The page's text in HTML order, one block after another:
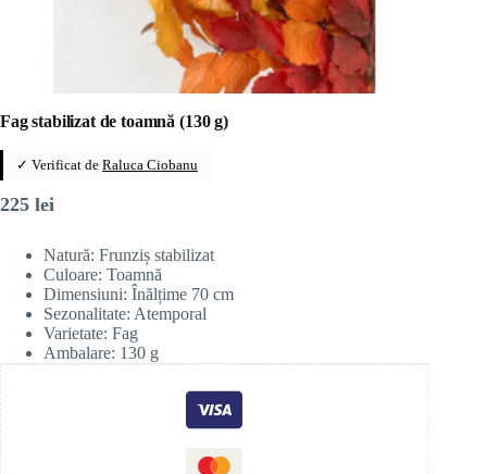
Fag stabilizat de toamnă (130 g)
✓ Verificat de Raluca Ciobanu
225 lei
Natură: Frunziș stabilizat
Culoare: Toamnă
Dimensiuni: Înălțime 70 cm
Sezonalitate: Atemporal
Varietate: Fag
Ambalare: 130 g